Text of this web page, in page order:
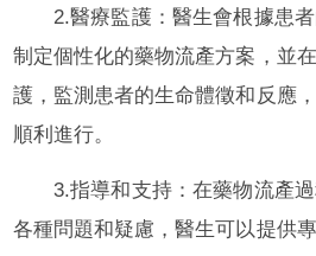
2.醫療監護：醫生會根據患
制定個性化的藥物流產方案，並
護，監測患者的生命體徵和反應
順利進行。
3.指導和支持：在藥物流產
各種問題和疑慮，醫生可以提供